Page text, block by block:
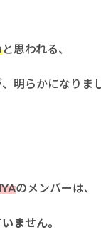
と思われる、
明らかになりま
のメンバーは、
ません。